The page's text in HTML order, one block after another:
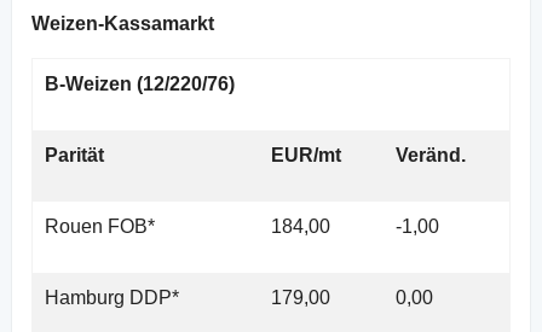
Weizen-Kassamarkt
B-Weizen (12/220/76)
Parität EUR/mt Veränd.
Rouen FOB* 184,00 -1,00
Hamburg DDP* 179,00 0,00